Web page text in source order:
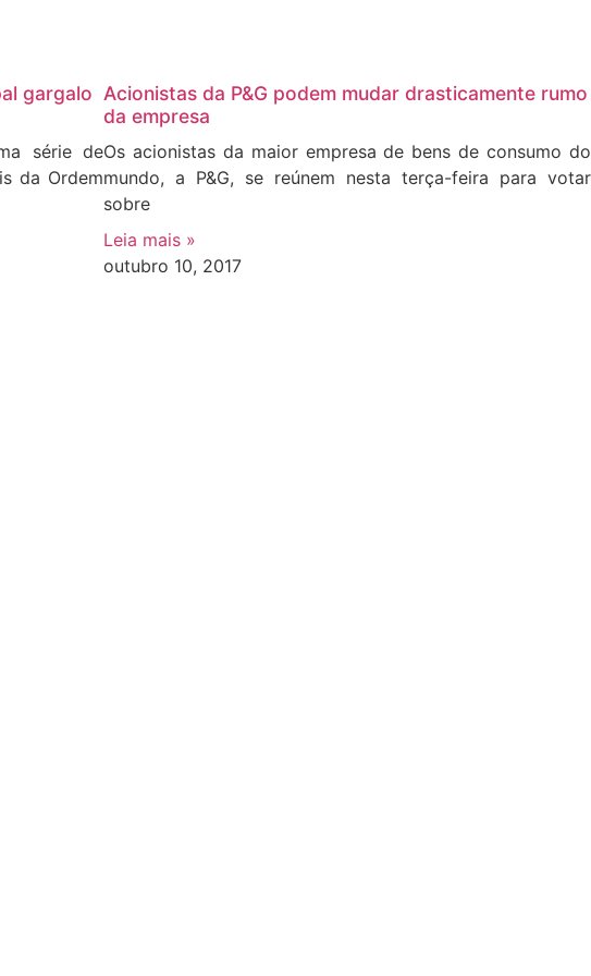
gargalo
série de
da Ordem
Acionistas da P&G podem mudar drasticamente rumo
da empresa
Os acionistas da maior empresa de bens de consumo do
mundo, a P&G, se reúnem nesta terça-feira para votar
sobre
Leia mais »
outubro 10, 2017